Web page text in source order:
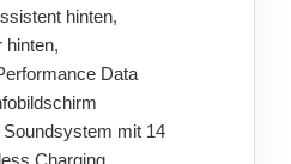
hinten,
hinten,
Data
mit 14